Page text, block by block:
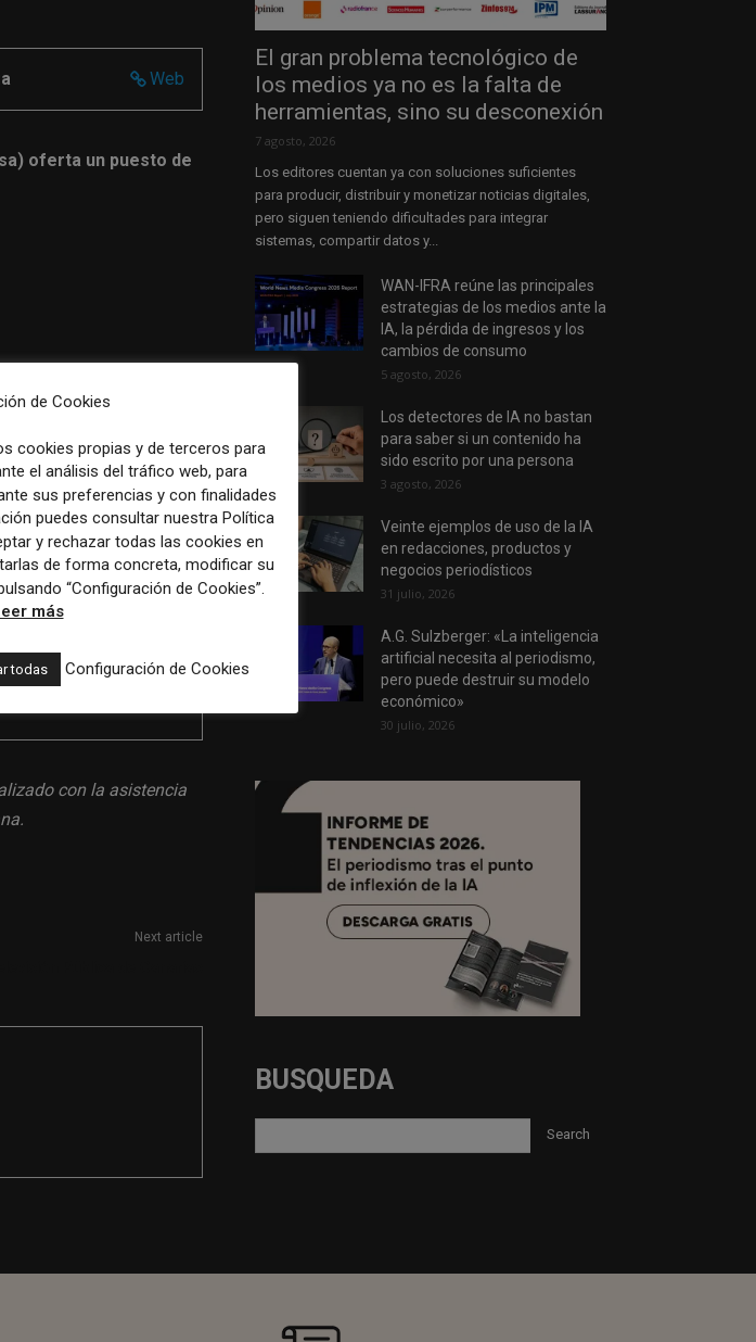
Web
oferta un puesto de
disponible en el
con la asistencia
Next article
El gran problema tecnológico de
los medios ya no es la falta de
herramientas, sino su desconexión
7 agosto, 2026
Los editores cuentan ya con soluciones suficientes
para producir, distribuir y monetizar noticias digitales,
pero siguen teniendo dificultades para integrar
sistemas, compartir datos y...
WAN-IFRA reúne las principales
estrategias de los medios ante la
IA, la pérdida de ingresos y los
cambios de consumo
5 agosto, 2026
Los detectores de IA no bastan
para saber si un contenido ha
sido escrito por una persona
3 agosto, 2026
Veinte ejemplos de uso de la IA
en redacciones, productos y
negocios periodísticos
31 julio, 2026
A.G. Sulzberger: «La inteligencia
artificial necesita al periodismo,
pero puede destruir su modelo
económico»
30 julio, 2026
BUSQUEDA
de Cookies
cookies propias y de terceros para
el análisis del tráfico web, para
sus preferencias y con finalidades
puedes consultar nuestra Política
y rechazar todas las cookies en
de forma concreta, modificar su
“Configuración de Cookies”.
más
todas Configuración de Cookies